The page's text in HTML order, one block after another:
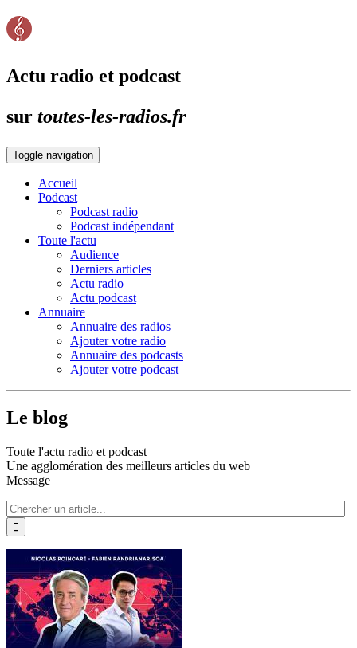
Actu radio et podcast
sur toutes-les-radios.fr
Toggle navigation
Accueil
Podcast
Podcast radio
Podcast indépendant
Toute l'actu
Audience
Derniers articles
Actu radio
Actu podcast
Annuaire
Annuaire des radios
Ajouter votre radio
Annuaire des podcasts
Ajouter votre podcast
Le blog
Toute l'actu radio et podcast
Une agglomération des meilleurs articles du web
Message